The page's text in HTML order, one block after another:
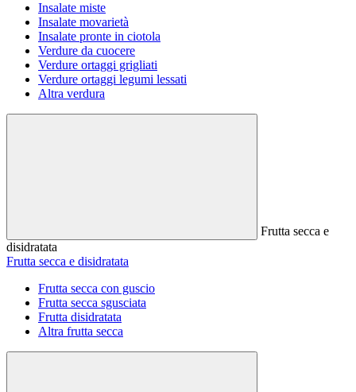
Insalate miste
Insalate movarietà
Insalate pronte in ciotola
Verdure da cuocere
Verdure ortaggi grigliati
Verdure ortaggi legumi lessati
Altra verdura
Frutta secca e
disidratata
Frutta secca e disidratata
Frutta secca con guscio
Frutta secca sgusciata
Frutta disidratata
Altra frutta secca